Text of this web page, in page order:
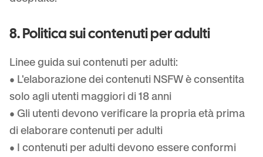
8. Politica sui contenuti per adulti
Linee guida sui contenuti per adulti:
• L'elaborazione dei contenuti NSFW è consentita
solo agli utenti maggiori di 18 anni
• Gli utenti devono verificare la propria età prima
di elaborare contenuti per adulti
• I contenuti per adulti devono essere conformi